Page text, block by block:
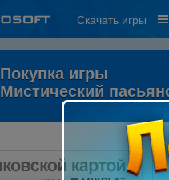
Скачать игры
Покупка игры
Мистический